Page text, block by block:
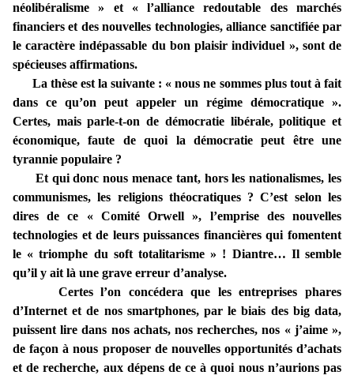
néolibéralisme » et « l’alliance redoutable des marchés
financiers et des nouvelles technologies, alliance sanctifiée par
le caractère indépassable du bon plaisir individuel », sont de
spécieuses affirmations.
La thèse est la suivante : « nous ne sommes plus tout à fait
dans ce qu’on peut appeler un régime démocratique ».
Certes, mais parle-t-on de démocratie libérale, politique et
économique, faute de quoi la démocratie peut être une
tyrannie populaire ?
Et qui donc nous menace tant, hors les nationalismes, les
communismes, les religions théocratiques ? C’est selon les
dires de ce « Comité Orwell », l’emprise des nouvelles
technologies et de leurs puissances financières qui fomentent
le « triomphe du soft totalitarisme » ! Diantre… Il semble
qu’il y ait là une grave erreur d’analyse.
Certes l’on concédera que les entreprises phares
d’Internet et de nos smartphones, par le biais des big data,
puissent lire dans nos achats, nos recherches, nos « j’aime »,
de façon à nous proposer de nouvelles opportunités d’achats
et de recherche, aux dépens de ce à quoi nous n’aurions pas